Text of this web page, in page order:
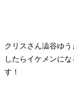
クリスさん澁谷ゆ
したらイケメンに
す！